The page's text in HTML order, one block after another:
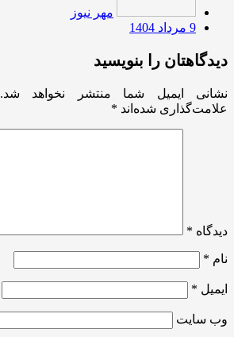
مهر نیوز
9 مرداد 1404
دیدگاهتان را بنویسید
نشانی ایمیل شما منتشر نخواهد شد.
علامت‌گذاری شده‌اند *
دیدگاه *
نام *
ایمیل *
وب‌ سایت